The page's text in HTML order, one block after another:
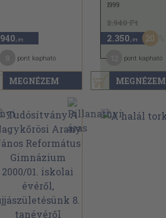
MEGNÉZEM
940 ,-Ft
pont kapható
MEGNÉZEM
1999
2.940 Ft
2.350 ,-Ft 20
pont kapható